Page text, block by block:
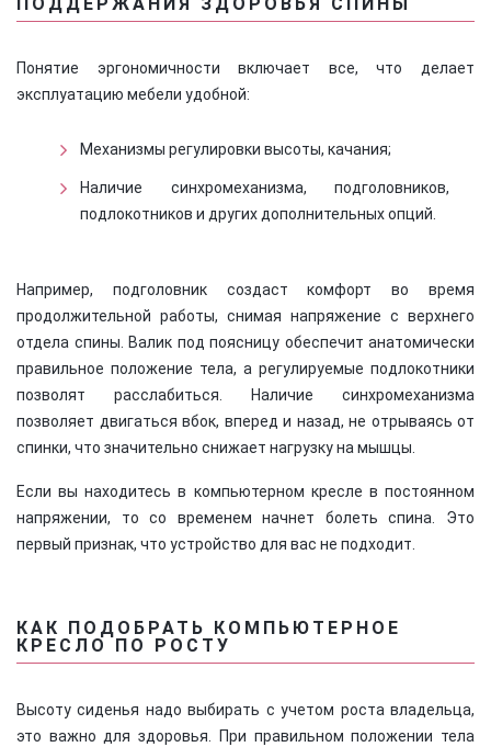
ПОДДЕРЖАНИЯ ЗДОРОВЬЯ СПИНЫ
Понятие эргономичности включает все, что делает
эксплуатацию мебели удобной:
Механизмы регулировки высоты, качания;
Наличие синхромеханизма, подголовников,
подлокотников и других дополнительных опций.
Например, подголовник создаст комфорт во время
продолжительной работы, снимая напряжение с верхнего
отдела спины. Валик под поясницу обеспечит анатомически
правильное положение тела, а регулируемые подлокотники
позволят расслабиться. Наличие синхромеханизма
позволяет двигаться вбок, вперед и назад, не отрываясь от
спинки, что значительно снижает нагрузку на мышцы.
Если вы находитесь в компьютерном кресле в постоянном
напряжении, то со временем начнет болеть спина. Это
первый признак, что устройство для вас не подходит.
КАК ПОДОБРАТЬ КОМПЬЮТЕРНОЕ
КРЕСЛО ПО РОСТУ
Высоту сиденья надо выбирать с учетом роста владельца,
это важно для здоровья. При правильном положении тела